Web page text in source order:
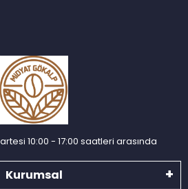
10:00 - 17:00 saatleri arasında
Kurumsal